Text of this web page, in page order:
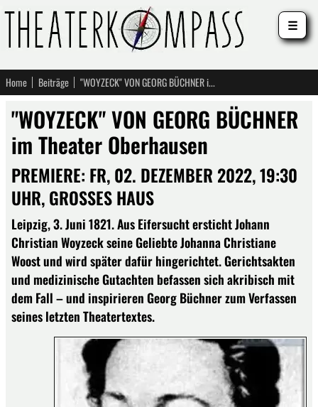
Home Beiträge "WOYZECK" VON GEORG BÜCHNER im Theater Oberhausen
"WOYZECK" VON GEORG BÜCHNER
im Theater Oberhausen
PREMIERE: FR, 02. DEZEMBER 2022, 19:30
UHR, GROSSES HAUS
Leipzig, 3. Juni 1821. Aus Eifersucht ersticht Johann
Christian Woyzeck seine Geliebte Johanna Christiane
Woost und wird später dafür hingerichtet. Gerichtsakten
und medizinische Gutachten befassen sich akribisch mit
dem Fall – und inspirieren Georg Büchner zum Verfassen
seines letzten Theatertextes.
☰